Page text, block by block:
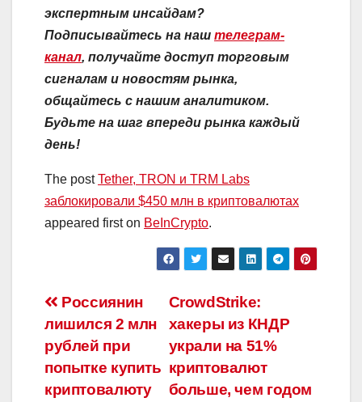
экспертным инсайдам?
Подписывайтесь на наш телеграм-
канал, получайте доступ торговым
сигналам и новостям рынка,
общайтесь с нашим аналитиком.
Будьте на шаг впереди рынка каждый
день!
The postTether, TRON и TRM Labs
заблокировали $450 млн в криптовалютах
appeared first on BeInCrypto.
Навигация
по
записям
CrowdStrike:
хакеры из КНДР
украли на 51%
криптовалют
больше, чем годом
Россиянин
лишился 2 млн
рублей при
попытке купить
криптовалюту